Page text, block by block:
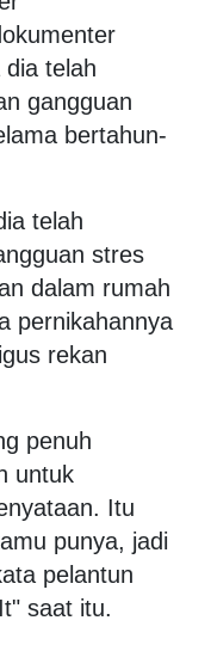
dia telah
gangguan
bertahun-
telah
stres
dalam rumah
pernikahannya
rekan
penuh
untuk
Itu
punya, jadi
pelantun
saat itu.